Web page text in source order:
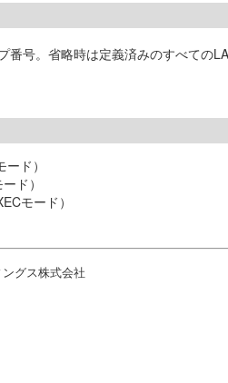
番号。省略時は定義済みのすべての
ード）
ド）
モード）
グス株式会社